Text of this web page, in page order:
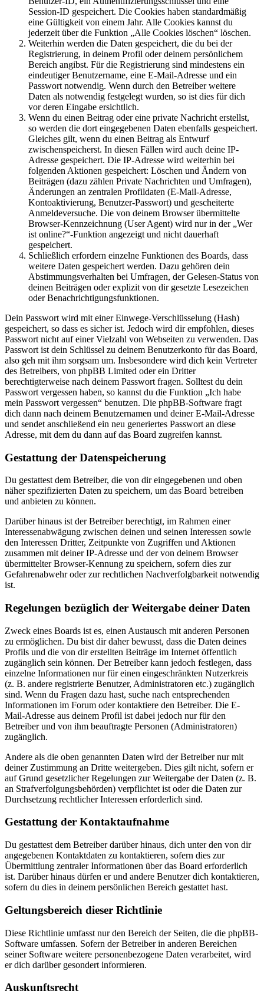
Session-ID gespeichert. Die Cookies haben standardmäßig
eine Gültigkeit von einem Jahr. Alle Cookies kannst du
jederzeit über die Funktion „Alle Cookies löschen“ löschen.
Weiterhin werden die Daten gespeichert, die du bei der
Registrierung, in deinem Profil oder deinem persönlichem
Bereich angibst. Für die Registrierung sind mindestens ein
eindeutiger Benutzername, eine E-Mail-Adresse und ein
Passwort notwendig. Wenn durch den Betreiber weitere
Daten als notwendig festgelegt wurden, so ist dies für dich
vor deren Eingabe ersichtlich.
Wenn du einen Beitrag oder eine private Nachricht erstellst,
so werden die dort eingegebenen Daten ebenfalls gespeichert.
Gleiches gilt, wenn du einen Beitrag als Entwurf
zwischenspeicherst. In diesen Fällen wird auch deine IP-
Adresse gespeichert. Die IP-Adresse wird weiterhin bei
folgenden Aktionen gespeichert: Löschen und Ändern von
Beiträgen (dazu zählen Private Nachrichten und Umfragen),
Änderungen an zentralen Profildaten (E-Mail-Adresse,
Kontoaktivierung, Benutzer-Passwort) und gescheiterte
Anmeldeversuche. Die von deinem Browser übermittelte
Browser-Kennzeichnung (User Agent) wird nur in der „Wer
ist online?“-Funktion angezeigt und nicht dauerhaft
gespeichert.
Schließlich erfordern einzelne Funktionen des Boards, dass
weitere Daten gespeichert werden. Dazu gehören dein
Abstimmungsverhalten bei Umfragen, der Gelesen-Status von
deinen Beiträgen oder explizit von dir gesetzte Lesezeichen
oder Benachrichtigungsfunktionen.
Dein Passwort wird mit einer Einwege-Verschlüsselung (Hash)
gespeichert, so dass es sicher ist. Jedoch wird dir empfohlen, dieses
Passwort nicht auf einer Vielzahl von Webseiten zu verwenden. Das
Passwort ist dein Schlüssel zu deinem Benutzerkonto für das Board,
also geh mit ihm sorgsam um. Insbesondere wird dich kein Vertreter
des Betreibers, von phpBB Limited oder ein Dritter
berechtigterweise nach deinem Passwort fragen. Solltest du dein
Passwort vergessen haben, so kannst du die Funktion „Ich habe
mein Passwort vergessen“ benutzen. Die phpBB-Software fragt
dich dann nach deinem Benutzernamen und deiner E-Mail-Adresse
und sendet anschließend ein neu generiertes Passwort an diese
Adresse, mit dem du dann auf das Board zugreifen kannst.
Gestattung der Datenspeicherung
Du gestattest dem Betreiber, die von dir eingegebenen und oben
näher spezifizierten Daten zu speichern, um das Board betreiben
und anbieten zu können.
Darüber hinaus ist der Betreiber berechtigt, im Rahmen einer
Interessenabwägung zwischen deinen und seinen Interessen sowie
den Interessen Dritter, Zeitpunkte von Zugriffen und Aktionen
zusammen mit deiner IP-Adresse und der von deinem Browser
übermittelter Browser-Kennung zu speichern, sofern dies zur
Gefahrenabwehr oder zur rechtlichen Nachverfolgbarkeit notwendig
ist.
Regelungen bezüglich der Weitergabe deiner Daten
Zweck eines Boards ist es, einen Austausch mit anderen Personen
zu ermöglichen. Du bist dir daher bewusst, dass die Daten deines
Profils und die von dir erstellten Beiträge im Internet öffentlich
zugänglich sein können. Der Betreiber kann jedoch festlegen, dass
einzelne Informationen nur für einen eingeschränkten Nutzerkreis
(z. B. andere registrierte Benutzer, Administratoren etc.) zugänglich
sind. Wenn du Fragen dazu hast, suche nach entsprechenden
Informationen im Forum oder kontaktiere den Betreiber. Die E-
Mail-Adresse aus deinem Profil ist dabei jedoch nur für den
Betreiber und von ihm beauftragte Personen (Administratoren)
zugänglich.
Andere als die oben genannten Daten wird der Betreiber nur mit
deiner Zustimmung an Dritte weitergeben. Dies gilt nicht, sofern er
auf Grund gesetzlicher Regelungen zur Weitergabe der Daten (z. B.
an Strafverfolgungsbehörden) verpflichtet ist oder die Daten zur
Durchsetzung rechtlicher Interessen erforderlich sind.
Gestattung der Kontaktaufnahme
Du gestattest dem Betreiber darüber hinaus, dich unter den von dir
angegebenen Kontaktdaten zu kontaktieren, sofern dies zur
Übermittlung zentraler Informationen über das Board erforderlich
ist. Darüber hinaus dürfen er und andere Benutzer dich kontaktieren,
sofern du dies in deinem persönlichen Bereich gestattet hast.
Geltungsbereich dieser Richtlinie
Diese Richtlinie umfasst nur den Bereich der Seiten, die die phpBB-
Software umfassen. Sofern der Betreiber in anderen Bereichen
seiner Software weitere personenbezogene Daten verarbeitet, wird
er dich darüber gesondert informieren.
Auskunftsrecht